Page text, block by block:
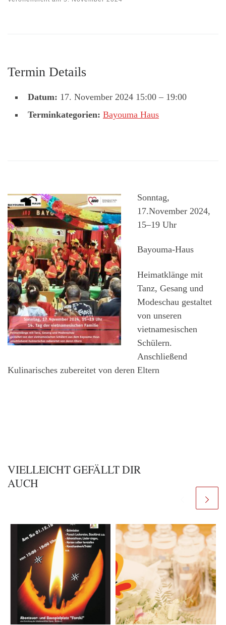
Termin Details
Datum: 17. November 2024 15:00 – 19:00
Terminkategorien: Bayouma Haus
Sonntag,
17.November 2024,
15–19 Uhr
Bayouma-Haus
Heimatklänge mit
Tanz, Gesang und
Modeschau gestaltet
von unseren
vietnamesischen
Schülern.
Anschließend
Kulinarisches zubereitet von deren Eltern
VIELLEICHT GEFÄLLT DIR
AUCH